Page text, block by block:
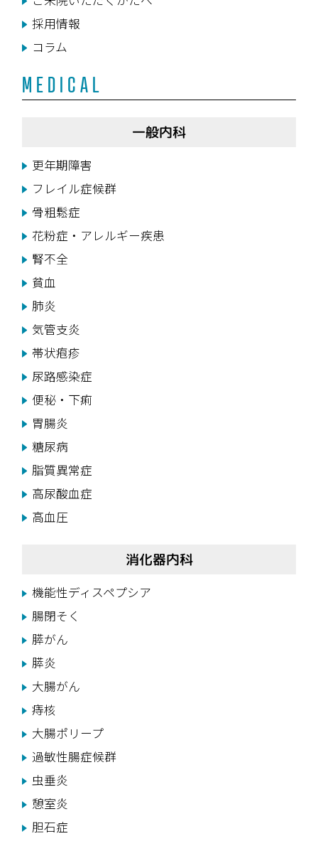
採用情報
コラム
MEDICAL
一般内科
更年期障害
フレイル症候群
骨粗鬆症
花粉症・アレルギー疾患
腎不全
貧血
肺炎
気管支炎
帯状疱疹
尿路感染症
便秘・下痢
胃腸炎
糖尿病
脂質異常症
高尿酸血症
高血圧
消化器内科
機能性ディスペプシア
腸閉そく
膵がん
膵炎
大腸がん
痔核
大腸ポリープ
過敏性腸症候群
虫垂炎
憩室炎
胆石症